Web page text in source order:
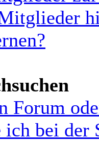
Forum
bei der